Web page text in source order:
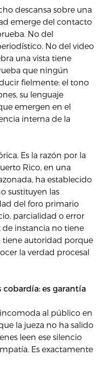
descansa sobre una
emerge del contacto
No del
No del video
una vista tiene
que ningún
fielmente: el tono
su lenguaje
emergen en el
interna de la
Es la razón por la
Rico, en una
ha establecido
sustituyen las
del foro primario
parcialidad o error
de instancia no tiene
tiene autoridad porque
la verdad procesal
cobardía: es garantía
al público en
la jueza no ha salido
leen ese silencio
Es exactamente